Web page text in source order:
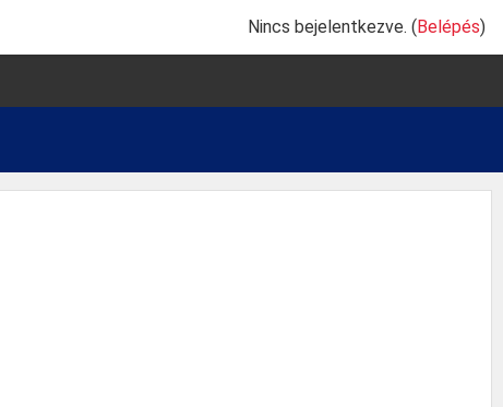
Nincs bejelentkezve. (Belépés)